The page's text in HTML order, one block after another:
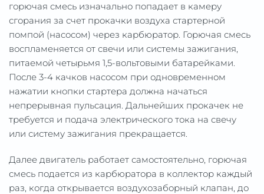
горючая смесь изначально попадает в камеру
сгорания за счет прокачки воздуха стартерной
помпой (насосом) через карбюратор. Горючая смесь
воспламеняется от свечи или системы зажигания,
питаемой четырьмя 1,5-вольтовыми батарейками.
После 3-4 качков насосом при одновременном
нажатии кнопки стартера должна начаться
непрерывная пульсация. Дальнейших прокачек не
требуется и подача электрического тока на свечу
или систему зажигания прекращается.
Далее двигатель работает самостоятельно, горючая
смесь подается из карбюратора в коллектор каждый
раз, когда открывается воздухозаборный клапан, до